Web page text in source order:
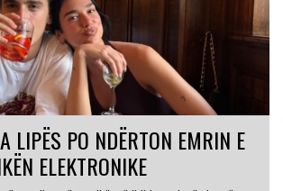
LIPËS PO NDËRTON EMRIN E
ELEKTRONIKE